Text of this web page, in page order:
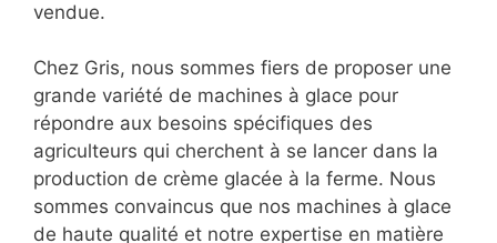
vendue.
Chez Gris, nous sommes fiers de proposer une
grande variété de machines à glace pour
répondre aux besoins spécifiques des
agriculteurs qui cherchent à se lancer dans la
production de crème glacée à la ferme. Nous
sommes convaincus que nos machines à glace
de haute qualité et notre expertise en matière